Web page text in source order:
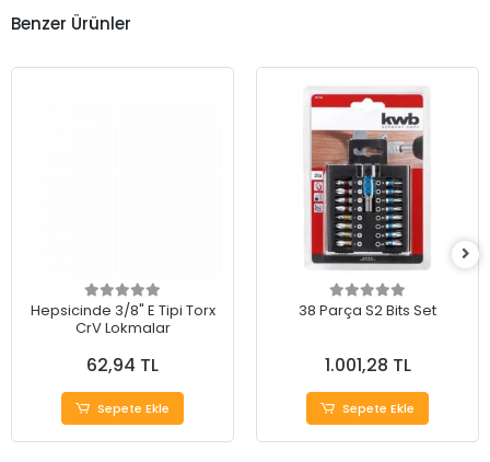
Benzer Ürünler
Hepsicinde 3/8" E Tipi Torx
CrV Lokmalar
62,94 TL
Sepete Ekle
38 Parça S2 Bits Set
1.001,28 TL
Sepete Ekle